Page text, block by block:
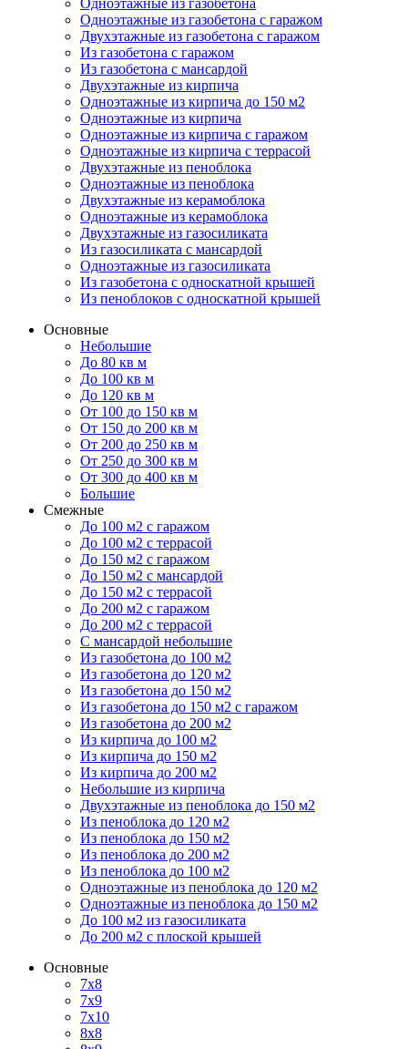
Одноэтажные из газобетона
Одноэтажные из газобетона с гаражом
Двухэтажные из газобетона с гаражом
Из газобетона с гаражом
Из газобетона с мансардой
Двухэтажные из кирпича
Одноэтажные из кирпича до 150 м2
Одноэтажные из кирпича
Одноэтажные из кирпича с гаражом
Одноэтажные из кирпича с террасой
Двухэтажные из пеноблока
Одноэтажные из пеноблока
Двухэтажные из керамоблока
Одноэтажные из керамоблока
Двухэтажные из газосиликата
Из газосиликата с мансардой
Одноэтажные из газосиликата
Из газобетона с односкатной крышей
Из пеноблоков с односкатной крышей
Основные
Небольшие
До 80 кв м
До 100 кв м
До 120 кв м
От 100 до 150 кв м
От 150 до 200 кв м
От 200 до 250 кв м
От 250 до 300 кв м
От 300 до 400 кв м
Большие
Смежные
До 100 м2 с гаражом
До 100 м2 с террасой
До 150 м2 с гаражом
До 150 м2 с мансардой
До 150 м2 с террасой
До 200 м2 с гаражом
До 200 м2 с террасой
С мансардой небольшие
Из газобетона до 100 м2
Из газобетона до 120 м2
Из газобетона до 150 м2
Из газобетона до 150 м2 с гаражом
Из газобетона до 200 м2
Из кирпича до 100 м2
Из кирпича до 150 м2
Из кирпича до 200 м2
Небольшие из кирпича
Двухэтажные из пеноблока до 150 м2
Из пеноблока до 120 м2
Из пеноблока до 150 м2
Из пеноблока до 200 м2
Из пеноблока до 100 м2
Одноэтажные из пеноблока до 120 м2
Одноэтажные из пеноблока до 150 м2
До 100 м2 из газосиликата
До 200 м2 с плоской крышей
Основные
7х8
7х9
7х10
8х8